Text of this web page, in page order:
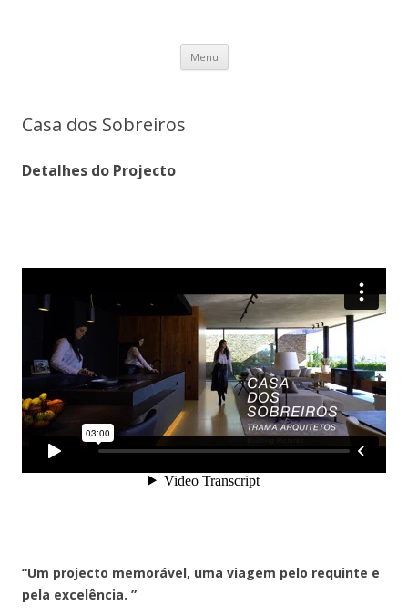
Automação.
Menu Saltar para o conteúdo
Casa dos Sobreiros
Detalhes do Projecto
“Um projecto memorável, uma viagem pelo requinte e
pela excelência. ”